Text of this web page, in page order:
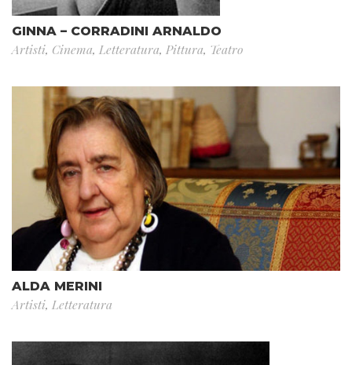
GINNA – CORRADINI ARNALDO
Artisti, Cinema, Letteratura, Pittura, Teatro
ALDA MERINI
Artisti, Letteratura